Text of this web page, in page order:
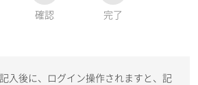
確認 完了
入後に、ログイン操作されますと、記